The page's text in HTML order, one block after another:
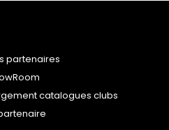
partenaires
catalogues clubs